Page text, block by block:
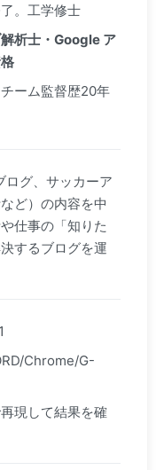
。工学修士
析士・Google ア
ーム監督歴20年
ログ、サッカーア
ど）の内容を中
仕事の「知りた
するブログを運
Chrome/G-
現して結果を確